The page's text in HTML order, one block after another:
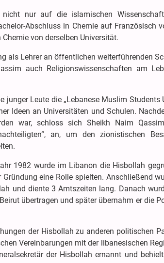
nur auf die islamischen
Abschluss in Chemie auf Französisch
von derselben Universität.
als Lehrer an öffentlichen weiterführenden
auch Religionswissenschaften am
Leute die „Lebanese Muslim Students
Ideen an Universitäten und Schulen.
war, schloss sich Sheikh Naim
an, um den zionistischen
1982 wurde im Libanon die Hisbollah
eine Rolle spielten. Anschließend
und diente 3 Amtszeiten lang. Danach
übertragen und später übernahm er die
der Hisbollah zu anderen politischen
Vereinbarungen mit der libanesischen
der Hisbollah ernannt und